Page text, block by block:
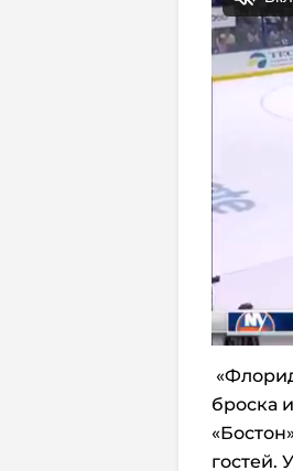
броска
гостей. У